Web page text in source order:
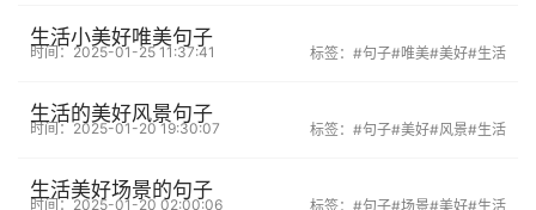
生活小美好唯美句子
时间：2025-01-25 11:37:41 标签： #句子#唯美#美好#生活
生活的美好风景句子
时间：2025-01-20 19:30:07 标签： #句子#美好#风景#生活
生活美好场景的句子
时间：2025-01-20 02:00:06 标签： #句子#场景#美好#生活